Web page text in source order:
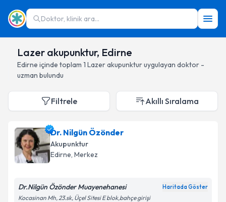
Doktor, klinik ara...
Lazer akupunktur, Edirne
Edirne içinde toplam 1 Lazer akupunkturuygulayan doktor -
uzman bulundu
Filtrele Akıllı Sıralama
Dr. Nilgün Özönder
Akupunktur
Edirne, Merkez
Dr.Nilgün Özönder Muayenehanesi Haritada Göster
Kocasinan Mh, 23.sk, Üçel Sitesi E blok,bahçe girişi